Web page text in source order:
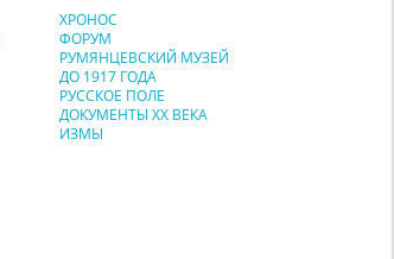
ХРОНОС
ФОРУМ
РУМЯНЦЕВСКИЙ МУЗЕЙ
ДО 1917 ГОДА
РУССКОЕ ПОЛЕ
ДОКУМЕНТЫ XX ВЕКА
ИЗМЫ